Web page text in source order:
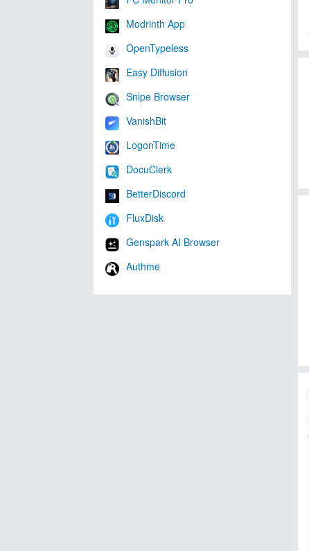
Modrinth App
OpenTypeless
Easy Diffusion
Snipe Browser
VanishBit
LogonTime
DocuClerk
BetterDiscord
FluxDisk
Genspark AI Browser
Authme